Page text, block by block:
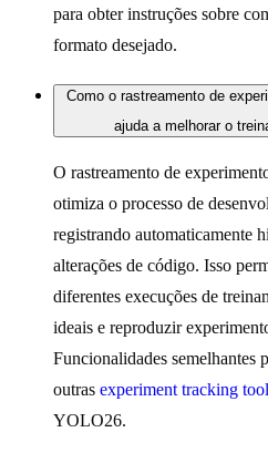
para obter instruções sobre
formato desejado.
Como o rastreamento de
ajuda a melhorar o
O rastreamento de
otimiza o processo de
registrando automaticamente
alterações de código. Isso
diferentes execuções de
ideais e reproduzir
Funcionalidades semelhantes
outras experiment tracking
YOLO26.